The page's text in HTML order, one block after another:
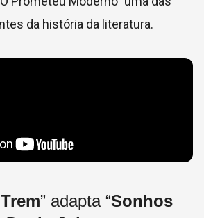
da história da literatura.
” adapta “Sonhos